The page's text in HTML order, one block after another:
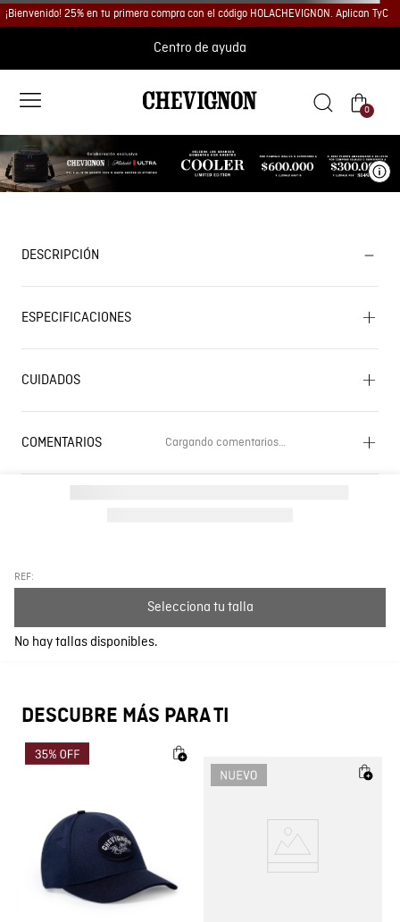
¡Bienvenido! 25% en tu primera compra con el código HOLACHEVIGNON. Aplican TyC
Centro de ayuda
0
REF:
Selecciona tu talla
No hay tallas disponibles.
DESCRIPCIÓN
ESPECIFICACIONES
CUIDADOS
COMENTARIOS Cargando comentarios…
Cargando el resumen…
DESCUBRE MÁS PARA TI